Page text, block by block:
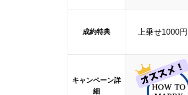
成約特典 上乗せ1000円
キャンペーン詳
細